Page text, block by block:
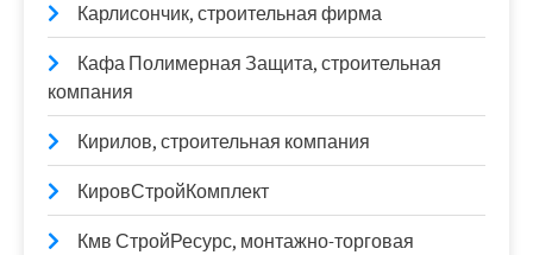
Карлисончик, строительная фирма
Кафа Полимерная Защита, строительная
компания
Кирилов, строительная компания
КировСтройКомплект
Кмв СтройРесурс, монтажно-торговая